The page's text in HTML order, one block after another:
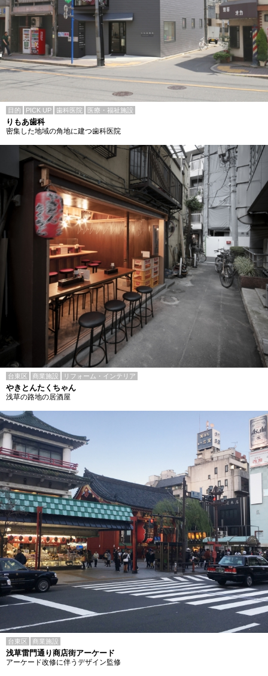
目的 PICK UP 歯科医院 医療・福祉施設
りもあ歯科
密集した地域の角地に建つ歯科医院
台東区 商業施設 リフォーム・インテリア
やきとんたくちゃん
浅草の路地の居酒屋
台東区 商業施設
浅草雷門通り商店街アーケード
アーケード改修に伴うデザイン監修